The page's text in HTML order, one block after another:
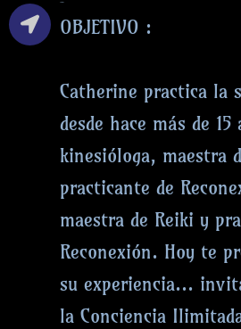
OBJETIVO :
Catherine practica la
desde hace más de
kinesióloga, maestra
practicante de
maestra de Reiki y
Reconexión. Hoy te
su experiencia...
la Conciencia